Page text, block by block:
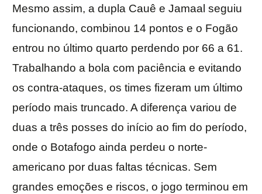
Mesmo assim, a dupla Cauê e Jamaal seguiu
funcionando, combinou 14 pontos e o Fogão
entrou no último quarto perdendo por 66 a 61.
Trabalhando a bola com paciência e evitando
os contra-ataques, os times fizeram um último
período mais truncado. A diferença variou de
duas a três posses do início ao fim do período,
onde o Botafogo ainda perdeu o norte-
americano por duas faltas técnicas. Sem
grandes emoções e riscos, o jogo terminou em